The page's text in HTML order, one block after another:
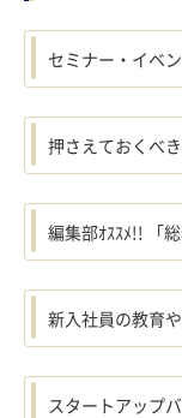
セミナー・イベ
押さえておくべ
編集部ｵｽｽﾒ!! 「
新入社員の教育
スタートアップ